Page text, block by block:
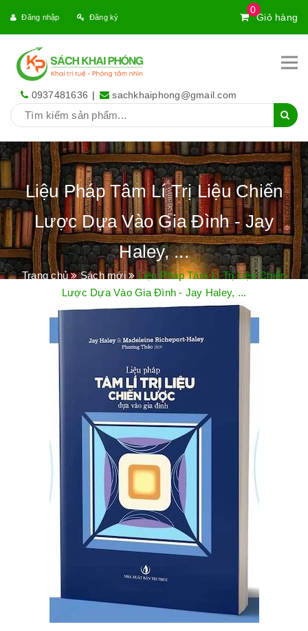
0
Giỏ hàng
Đăng nhập Đăng ký
0937481636 | sachkhaiphong@gmail.com
Liệu Pháp Tâm Lí Trị Liệu Chiến
Lược Dựa Vào Gia Đình - Jay
Haley, ...
Trang chủ Sách mới
Liệu Pháp Tâm Lí Trị Liệu Chiến
Lược Dựa Vào Gia Đình - Jay Haley, ...